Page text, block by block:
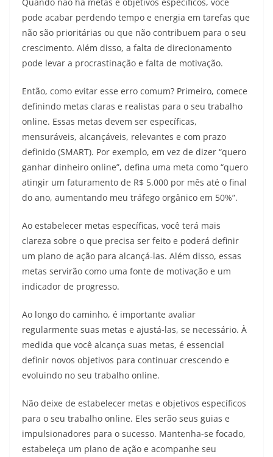
pode acabar perdendo tempo e energia em tarefas que
não são prioritárias ou que não contribuem para o seu
crescimento. Além disso, a falta de direcionamento
pode levar a procrastinação e falta de motivação.
Então, como evitar esse erro comum? Primeiro, comece
definindo metas claras e realistas para o seu trabalho
online. Essas metas devem ser específicas,
mensuráveis, alcançáveis, relevantes e com prazo
definido (SMART). Por exemplo, em vez de dizer “quero
ganhar dinheiro online”, defina uma meta como “quero
atingir um faturamento de R$ 5.000 por mês até o final
do ano, aumentando meu tráfego orgânico em 50%”.
Ao estabelecer metas específicas, você terá mais
clareza sobre o que precisa ser feito e poderá definir
um plano de ação para alcançá-las. Além disso, essas
metas servirão como uma fonte de motivação e um
indicador de progresso.
Ao longo do caminho, é importante avaliar
regularmente suas metas e ajustá-las, se necessário. À
medida que você alcança suas metas, é essencial
definir novos objetivos para continuar crescendo e
evoluindo no seu trabalho online.
Não deixe de estabelecer metas e objetivos específicos
para o seu trabalho online. Eles serão seus guias e
impulsionadores para o sucesso. Mantenha-se focado,
estabeleça um plano de ação e acompanhe seu